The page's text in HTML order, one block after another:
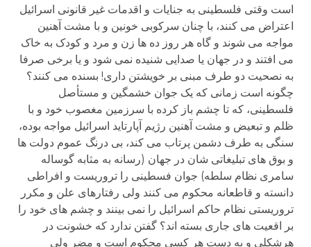
است وقتی فلسطینی به جنایات و اقدمات غیر قانونی اسرائیل
اعتراض می کنند، با چنان سرکوبی خونین و با مشت آهنین
مواجه می شوند و گاه هر روز ده ها زن و مرد و کودک به خاک
می افتند و در جهان یا صدایی شنیده نمی شود و یا برخی صرفا
به نصحیت دو طرف مبنی بر خویشتن داری! بسنده می کنند؟
چگونه است زمانی که یک جوان خشمگین و مستأصل
فلسطینی، که تا چشم باز کرده با سرزمین مغصوب خود و با
ظلم و تبعیض و مشت آهنین رژیم آپارتاید اسرائیل مواجه بوده،
سنگی به طرف دشمن پرتاب می کند، بی درنگ عموم دولت ها
و بوق های تبلیغاتی شان در جهان (رسانه به مثابه گوساله
سامری نظام سلطه) جوان فسطینی را تروریست و افراطی
دانسته و قاطعانه محکوم می کنند ولی رفتارهای علن و مکرر
تروریستی نظام حاکم اسرائیل را نمی بینند و چشم های خود را
بر اقعیت های جاری بسته اند؟ گفتن ندارد که خشونت در
هرشکلی و به دست هر کسی محکوم است و مضر ولی